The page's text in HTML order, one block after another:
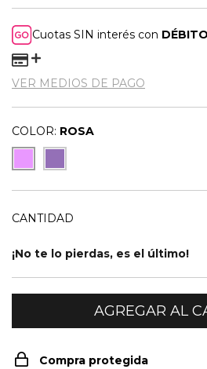
Cuotas SIN interés con
VER MEDIOS DE PAGO
COLOR: ROSA
CANTIDAD
¡No te lo pierdas, es el último!
Compra protegida